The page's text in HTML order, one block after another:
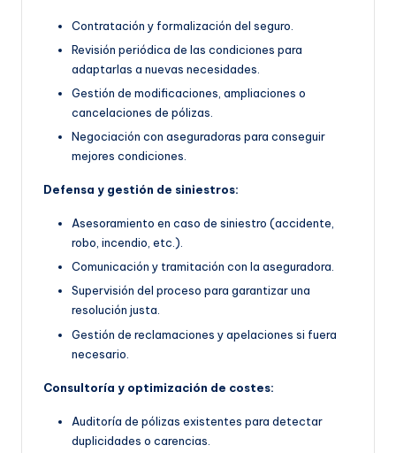
Contratación y formalización del seguro.
Revisión periódica de las condiciones para
adaptarlas a nuevas necesidades.
Gestión de modificaciones, ampliaciones o
cancelaciones de pólizas.
Negociación con aseguradoras para conseguir
mejores condiciones.
Defensa y gestión de siniestros:
Asesoramiento en caso de siniestro (accidente,
robo, incendio, etc.).
Comunicación y tramitación con la aseguradora.
Supervisión del proceso para garantizar una
resolución justa.
Gestión de reclamaciones y apelaciones si fuera
necesario.
Consultoría y optimización de costes:
Auditoría de pólizas existentes para detectar
duplicidades o carencias.